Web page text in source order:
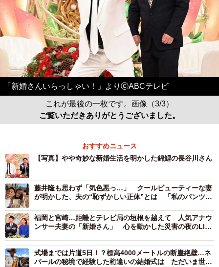
「新婚さんいらっしゃい！」よりⓒABCテレビ
これが最後の一枚です。画像（3/3）
ご覧いただきありがとうございました。
おすすめニュース
【写真】やや奇妙な新婚生活を明かした錦鯉の長谷川さん
藤井隆も思わず「気色悪っ…」 クールビューティーな妻
が明かした、夫の“恥ずかしい正体”とは 「私のパンツを
福岡と宮崎…距離とテレビ局の垣根を越えて 人気アナウ
ンサー夫妻の「新婚さん」 心を動かした災害の夜のLINE
式場までは片道5日！？標高4000メートルの断崖絶壁…ネ
パールの秘境で経験した桁違いの結婚式は ただいま世界